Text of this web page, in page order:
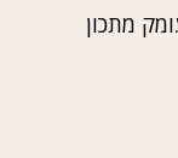
מתכון